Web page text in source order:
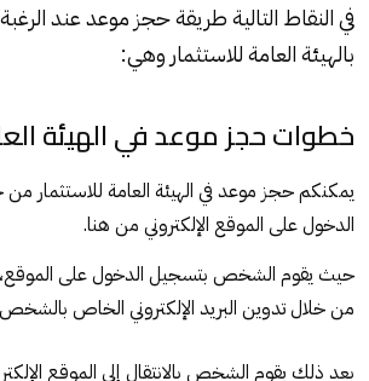
في النقاط التالية طريقة حجز موعد عند
بالهيئة العامة للاستثمار وهي:
خطوات حجز موعد في الهيئة
يمكنكم حجز موعد في الهيئة العامة للاستثمار من
الدخول على الموقع الإلكتروني من هنا.
حيث يقوم الشخص بتسجيل الدخول على
من خلال تدوين البريد الإلكتروني الخاص
بعد ذلك يقوم الشخص بالانتقال إلى الموقع